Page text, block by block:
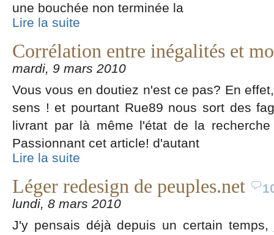
une bouchée non terminée la
Lire la suite
Corrélation entre inégalités et
mardi, 9 mars 2010
Vous vous en doutiez n'est ce pas? En
sens ! et pourtant Rue89 nous sort des
livrant par là même l'état de la
Passionnant cet article! d'autant
Lire la suite
Léger redesign de peuples.net
lundi, 8 mars 2010
J'y pensais déjà depuis un certain